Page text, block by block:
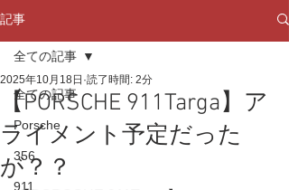
記事
全ての記事
Porsche
356
911
全ての記事
【PORSCHE 911Targa】ア
ライメント予定だった
が？？
2025年10月18日 読了時間: 2分